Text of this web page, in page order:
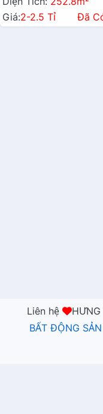
Giá:2-2.5 Tỉ Đã
Liên hệ
BẤT ĐỘNG